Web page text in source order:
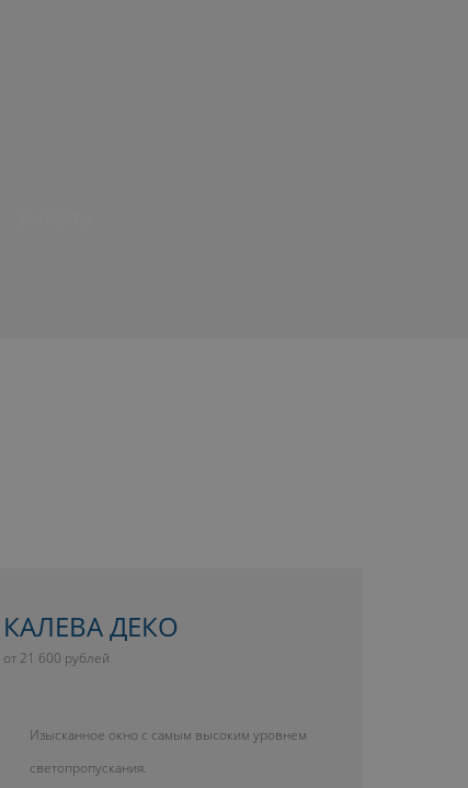
КАЛЕВА ДЕКО
от 21 600 рублей
Изысканное окно с самым высоким уровнем
светопропускания.